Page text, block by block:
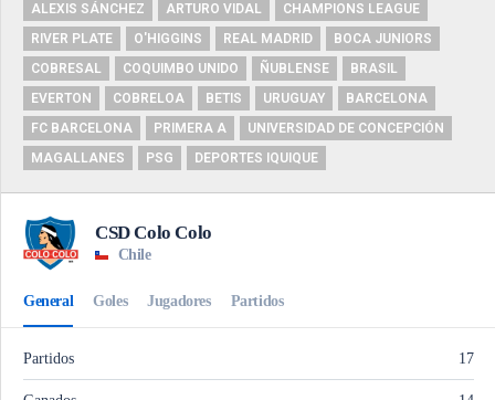
ALEXIS SÁNCHEZ
ARTURO VIDAL
CHAMPIONS LEAGUE
RIVER PLATE
O'HIGGINS REAL MADRID
BOCA JUNIORS
COBRESAL
COQUIMBO UNIDO ÑUBLENSE
BRASIL
EVERTON
COBRELOA BETIS URUGUAY
BARCELONA
FC BARCELONA
PRIMERA A
UNIVERSIDAD DE CONCEPCIÓN
MAGALLANES
PSG DEPORTES IQUIQUE